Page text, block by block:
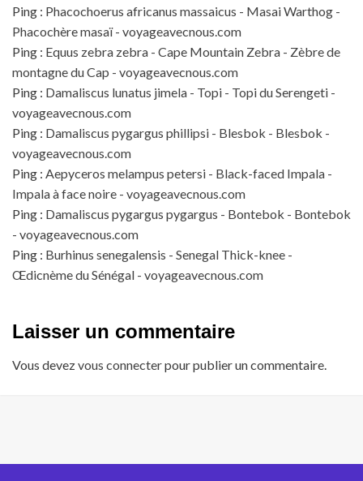
Ping : Phacochoerus africanus massaicus - Masai Warthog -
Phacochère masaï - voyageavecnous.com
Ping : Equus zebra zebra - Cape Mountain Zebra - Zèbre de
montagne du Cap - voyageavecnous.com
Ping : Damaliscus lunatus jimela - Topi - Topi du Serengeti -
voyageavecnous.com
Ping : Damaliscus pygargus phillipsi - Blesbok - Blesbok -
voyageavecnous.com
Ping : Aepyceros melampus petersi - Black-faced Impala -
Impala à face noire - voyageavecnous.com
Ping : Damaliscus pygargus pygargus - Bontebok - Bontebok
- voyageavecnous.com
Ping : Burhinus senegalensis - Senegal Thick-knee -
Œdicnème du Sénégal - voyageavecnous.com
Laisser un commentaire
Vous devezvous connecterpour publier un commentaire.